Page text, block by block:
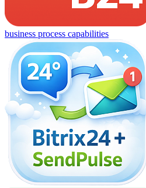
business process capabilities